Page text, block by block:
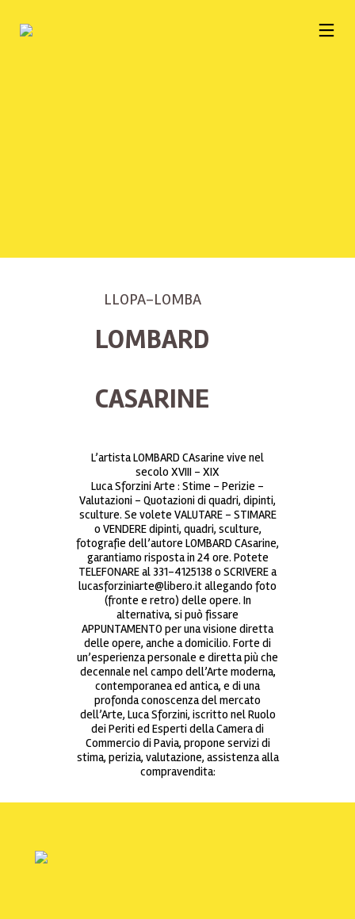
LLOPA-LOMBA
LOMBARD
CASARINE
L’artista LOMBARD CAsarine vive nel
secolo XVIII – XIX
Luca Sforzini Arte : Stime – Perizie –
Valutazioni – Quotazioni di quadri, dipinti,
sculture. Se volete VALUTARE – STIMARE
o VENDERE dipinti, quadri, sculture,
fotografie dell’autore LOMBARD CAsarine,
garantiamo risposta in 24 ore. Potete
TELEFONARE al 331-4125138 o SCRIVERE a
lucasforziniarte@libero.it allegando foto
(fronte e retro) delle opere. In
alternativa, si può fissare
APPUNTAMENTO per una visione diretta
delle opere, anche a domicilio. Forte di
un’esperienza personale e diretta più che
decennale nel campo dell’Arte moderna,
contemporanea ed antica, e di una
profonda conoscenza del mercato
dell’Arte, Luca Sforzini, iscritto nel Ruolo
dei Periti ed Esperti della Camera di
Commercio di Pavia, propone servizi di
stima, perizia, valutazione, assistenza alla
compravendita: